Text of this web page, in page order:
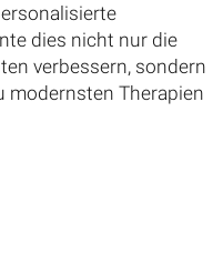
dies nicht nur die
verbessern, sondern
modernsten Therapien